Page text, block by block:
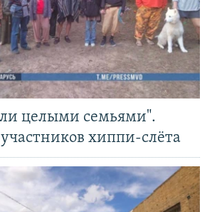
целыми семьями".
хиппи-слёта